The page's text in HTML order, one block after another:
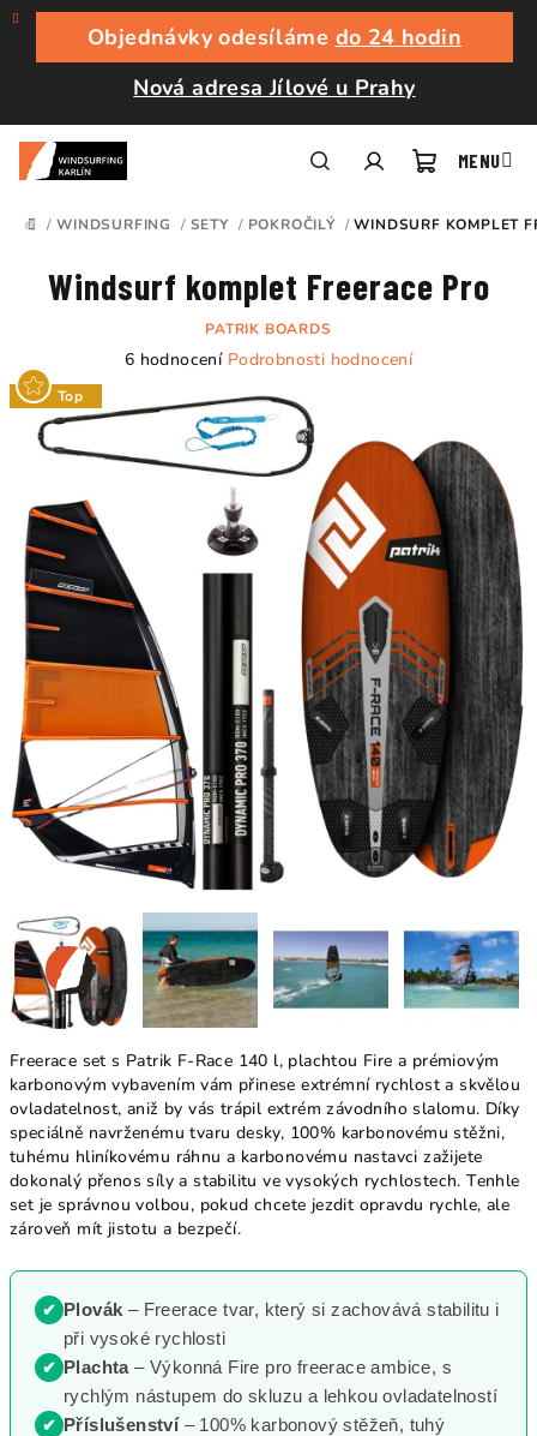
Přejít
obsah
Objednávky odesíláme do 24 hodin
Nová adresa Jílové u Prahy
košík
DOMŮ
/ WINDSURFING / SETY / POKROČILÝ / WINDSURF KOMPLET
Freerace set s Patrik F-Race 140 l, plachtou Fire a prémiovým
karbonovým vybavením vám přinese extrémní rychlost a skvělou
ovladatelnost, aniž by vás trápil extrém závodního slalomu. Díky
speciálně navrženému tvaru desky, 100% karbonovému stěžni,
tuhému hliníkovému ráhnu a karbonovému nastavci zažijete
dokonalý přenos síly a stabilitu ve vysokých rychlostech. Tenhle
set je správnou volbou, pokud chcete jezdit opravdu rychle, ale
zároveň mít jistotu a bezpečí.
Plovák – Freerace tvar, který si zachovává stabilitu i
při vysoké rychlosti
Plachta– Výkonná Fire pro freerace ambice, s
rychlým nástupem do skluzu a lehkou ovladatelností
Příslušenství – 100% karbonový stěžeň, tuhý
Windsurf komplet Freerace Pro
PATRIK BOARDS
Průměrné
produktu
4,8
6 hodnocení Podrobnosti hodnocení
Top